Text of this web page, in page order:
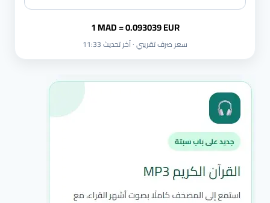
1 MAD = 0.093039 EUR
سعر صرف تقريبي · آخر تحديث 11:33